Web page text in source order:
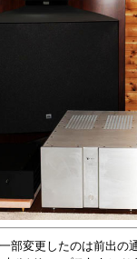
変更したのは前出の通